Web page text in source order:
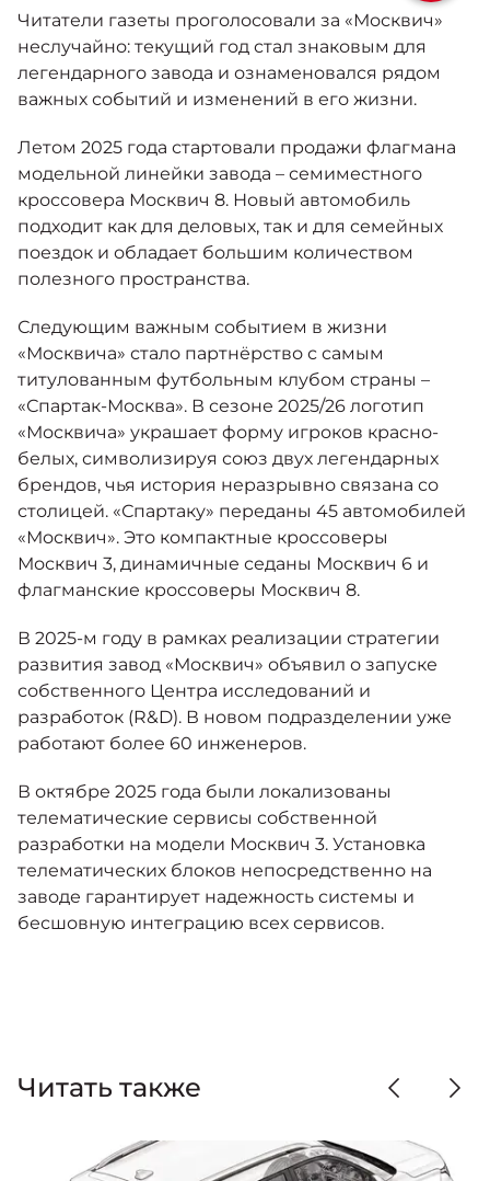
Яркий динамичный седан
от 2 237 000 ₽*
управлением (РУ)
Кроссовер, создающий равные
возможности
от 2 069 000 ₽*
Москвич 8
Практичный семиместный
кроссовер
от 3 125 000 ₽*
Кредитные программы
Спецпредложения
Калькулятор трейд-ин
Моторное масло
СЕРВИСНЫЕ АКЦИИ
АКСЕССУАРЫ
КОНТАКТЫ
Читатели газеты проголосовали за «Москвич»
неслучайно: текущий год стал знаковым для
легендарного завода и ознаменовался рядом
важных событий и изменений в его жизни.
Летом 2025 года стартовали продажи флагмана
модельной линейки завода – семиместного
кроссовера Москвич 8. Новый автомобиль
подходит как для деловых, так и для семейных
поездок и обладает большим количеством
полезного пространства.
Следующим важным событием в жизни
«Москвича» стало партнёрство с самым
титулованным футбольным клубом страны –
«Спартак-Москва». В сезоне 2025/26 логотип
«Москвича» украшает форму игроков красно-
белых, символизируя союз двух легендарных
брендов, чья история неразрывно связана со
столицей. «Спартаку» переданы 45 автомобилей
«Москвич». Это компактные кроссоверы
Москвич 3, динамичные седаны Москвич 6 и
флагманские кроссоверы Москвич 8.
В 2025-м году в рамках реализации стратегии
развития завод «Москвич» объявил о запуске
собственного Центра исследований и
разработок (R&D). В новом подразделении уже
работают более 60 инженеров.
В октябре 2025 года были локализованы
телематические сервисы собственной
разработки на модели Москвич 3. Установка
телематических блоков непосредственно на
заводе гарантирует надежность системы и
бесшовную интеграцию всех сервисов.
Читать также